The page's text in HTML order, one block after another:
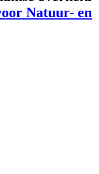
Natuur- en